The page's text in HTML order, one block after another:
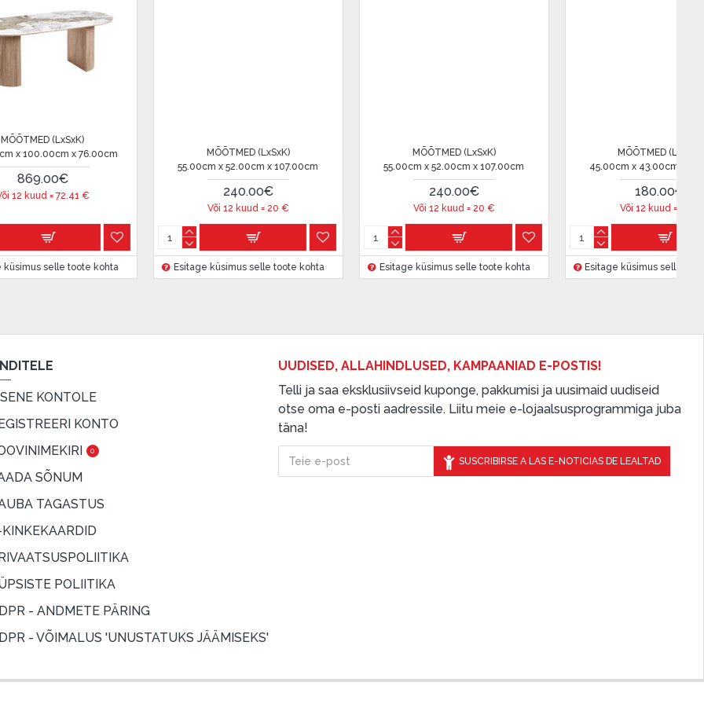
Dārzciema tänaval 91,
ID, eParaksts eID,
Luminor, SEB või Citadele).
krediidi saamise
, samuti
kohta
MÕÕTMED (LxSxK)
55.00cm x 52.00cm x 107.00cm
Esitage küsimus selle toote kohta
45.00cm x 43.00cm x 88.00cm
Esitage küsimus selle toote kohta
45.00cm x 43.00cm x 88.00cm
Esitage küsimus selle toote kohta
KONTOLE
KONTO
0
SÕNUM
TAGASTUS
POLIITIKA
- ANDMETE PÄRING
- VÕIMALUS 'UNUSTATUKS JÄÄMISEKS'
UUDISED, ALLAHINDLUSED, KAMPAANIAD E-POSTIS!
Telli ja saa eksklusiivseid kuponge, pakkumisi ja uusimaid uudiseid
otse oma e-posti aadressile. Liitu meie e-lojaalsusprogrammiga juba
täna!
SUSCRIBIRSE A LAS E-NOTICIAS DE LEALTAD